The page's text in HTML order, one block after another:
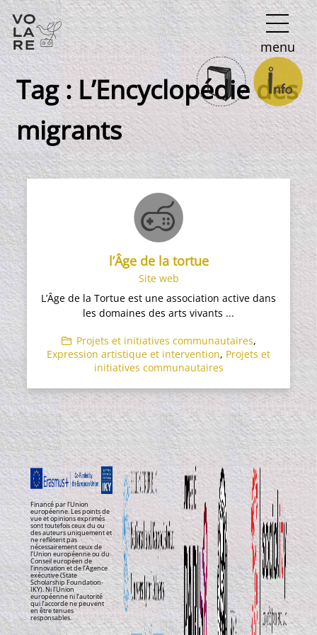
Navigation
principale
menu
Tag :L’Encyclopédie des
migrants
l’Âge de la tortue
Site web
L’Âge de la Tortue est une association active dans
les domaines des arts vivants ...
Projets et initiatives communautaires,
Expression artistique et intervention, Projets et
initiatives communautaires
Financé par l’Union
européenne. Les points de
vue et opinions exprimés
sont toutefois ceux du ou
des auteurs uniquement et
ne reflètent pas
nécessairement ceux de
l’Union européenne ou du
Conseil européen de
l’innovation et de l’Agence
exécutive (State
Scholarship Foundation-
IKY). Ni l’Union
européenne ni l’autorité
qui l’accorde ne peuvent
en être tenues
responsables.